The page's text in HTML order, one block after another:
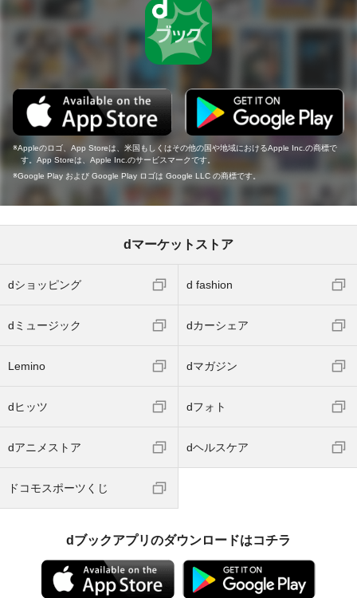
Appleのロゴ、App Storeは、米国もしくはその他の国や地域におけるApple Inc.の商標で
す。App Storeは、Apple Inc.のサービスマークです。
Google Play および Google Play ロゴは Google LLC の商標です。
dマーケットストア
dショッピング d fashion
dミュージック dカーシェア
Lemino dマガジン
dヒッツ dフォト
dアニメストア dヘルスケア
ドコモスポーツくじ
dブックアプリのダウンロードはコチラ